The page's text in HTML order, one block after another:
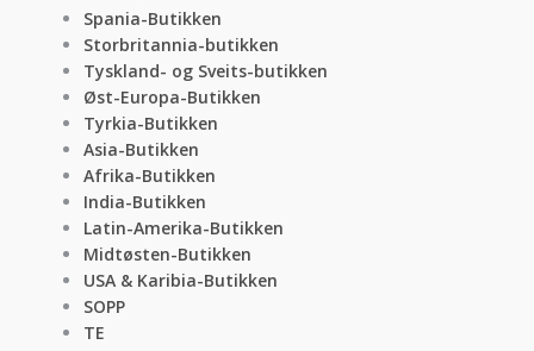
Spania-Butikken
Storbritannia-butikken
Tyskland- og Sveits-butikken
Øst-Europa-Butikken
Tyrkia-Butikken
Asia-Butikken
Afrika-Butikken
India-Butikken
Latin-Amerika-Butikken
Midtøsten-Butikken
USA & Karibia-Butikken
SOPP
TE